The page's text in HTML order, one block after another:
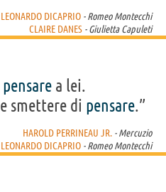
LEONARDO DICAPRIO - Romeo Montecchi
CLAIRE DANES - Giulietta Capuleti
pensare a lei.
smettere di pensare.”
HAROLD PERRINEAU JR. - Mercuzio
LEONARDO DICAPRIO - Romeo Montecchi